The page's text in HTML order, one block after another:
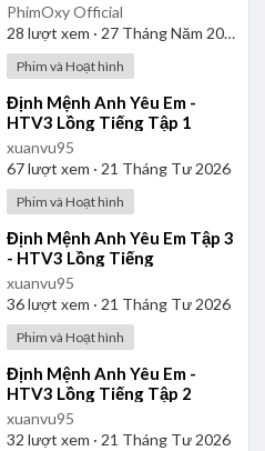
PhimOxy Official
28 lượt xem · 27 Tháng Năm 2025
Phim và Hoạt hình
⁣Định Mệnh Anh Yêu Em -
HTV3 Lồng Tiếng Tập 1
xuanvu95
67lượt xem · 21 Tháng Tư 2026
Phim và Hoạt hình
⁣Định Mệnh Anh Yêu Em Tập 3
- HTV3 Lồng Tiếng
xuanvu95
36lượt xem · 21 Tháng Tư 2026
Phim và Hoạt hình
⁣Định Mệnh Anh Yêu Em -
HTV3 Lồng Tiếng Tập 2
xuanvu95
32 lượt xem · 21 Tháng Tư 2026